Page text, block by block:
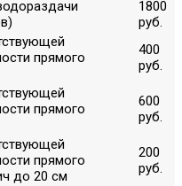
1800
руб.
прямого
400
руб.
прямого
600
руб.
прямого
до 20 см
200
руб.